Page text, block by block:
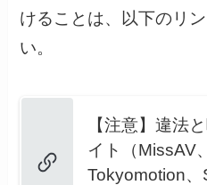
けることは、以下のリ
い。
【注意】違法
イト（MissAV
Tokyomotion、